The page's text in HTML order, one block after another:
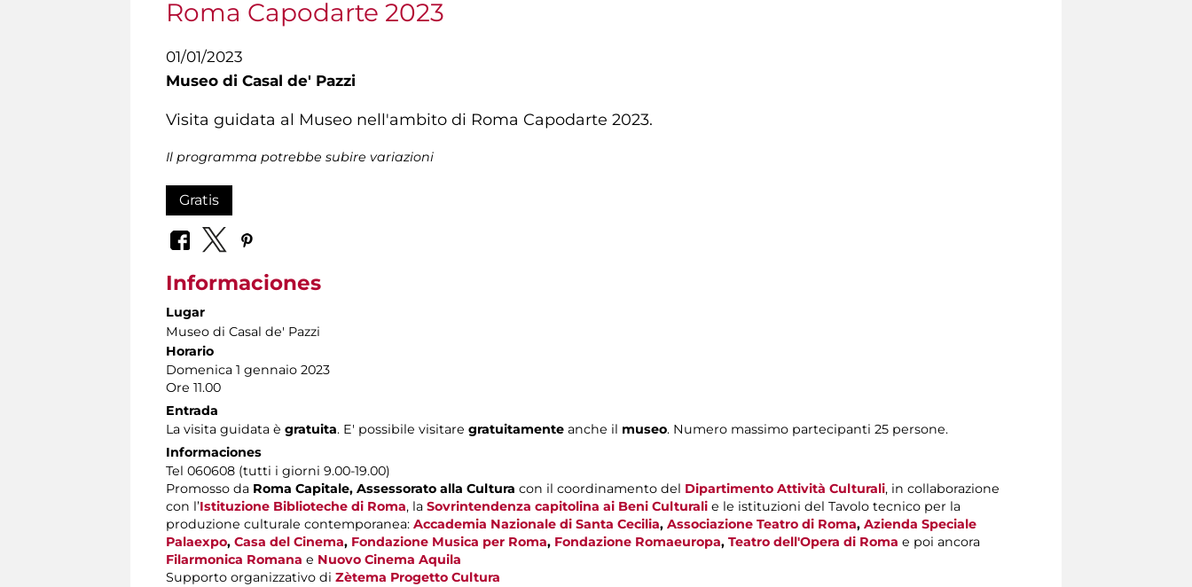
Roma Capodarte 2023
01/01/2023
Museo di Casal de' Pazzi
Visita guidata al Museo nell'ambito di Roma Capodarte 2023.
Il programma potrebbe subire variazioni
Gratis
Informaciones
Lugar
Museo di Casal de' Pazzi
Horario
Domenica 1 gennaio 2023
Ore 11.00
Entrada
La visita guidata è gratuita. E' possibile visitare gratuitamente anche il museo. Numero massimo partecipanti 25 persone.
Informaciones
Tel 060608 (tutti i giorni 9.00-19.00)
Promosso da Roma Capitale, Assessorato alla Cultura con il coordinamento del Dipartimento Attività Culturali, in collaborazione
con l’Istituzione Biblioteche di Roma, la Sovrintendenza capitolina ai Beni Culturali e le istituzioni del Tavolo tecnico per la
produzione culturale contemporanea: Accademia Nazionale di Santa Cecilia, Associazione Teatro di Roma, Azienda Speciale
Palaexpo, Casa del Cinema, Fondazione Musica per Roma, Fondazione Romaeuropa, Teatro dell'Opera di Roma e poi ancora
Filarmonica Romana e Nuovo Cinema Aquila
Supporto organizzativo di Zètema Progetto Cultura